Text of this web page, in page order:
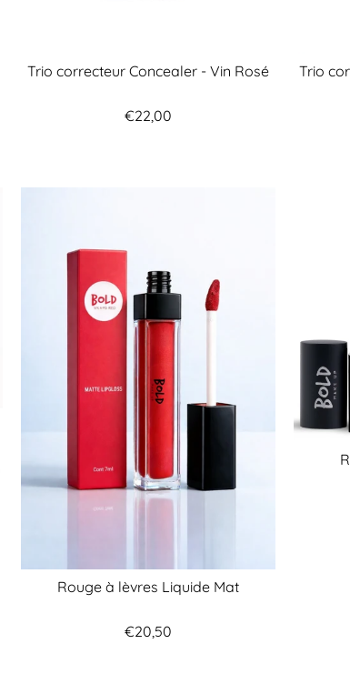
Trio correcteur Concealer - Vin Rosé
€22,00
Trio
Rouge à lèvres Liquide Mat
€20,50